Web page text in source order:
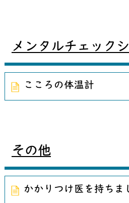
メンタルチェック
こころの体温計
その他
かかりつけ医を持ちま